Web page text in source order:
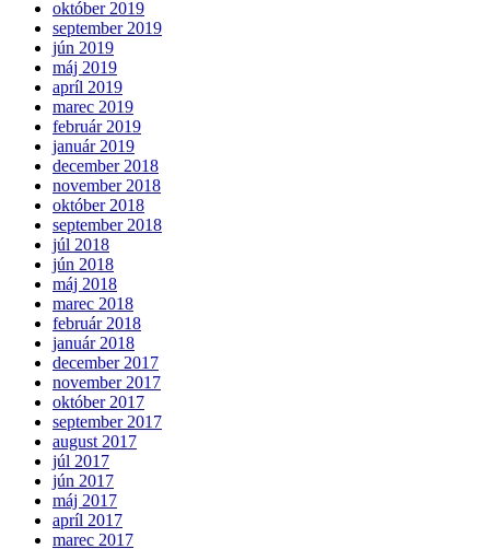
október 2019
september 2019
jún 2019
máj 2019
apríl 2019
marec 2019
február 2019
január 2019
december 2018
november 2018
október 2018
september 2018
júl 2018
jún 2018
máj 2018
marec 2018
február 2018
január 2018
december 2017
november 2017
október 2017
september 2017
august 2017
júl 2017
jún 2017
máj 2017
apríl 2017
marec 2017